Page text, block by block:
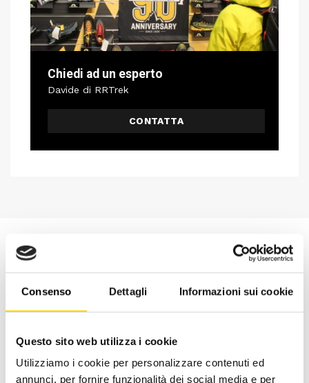
Consenso Dettagli Informazioni sui cookie
Questo sito web utilizza i cookie
Utilizziamo i cookie per personalizzare contenuti ed
annunci, per fornire funzionalità dei social media e per
Chiedi ad un esperto
Davide di RRTrek
CONTATTA